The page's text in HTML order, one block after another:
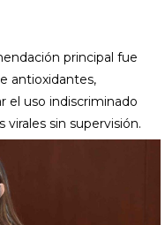
principal fue
antioxidantes,
el uso indiscriminado
sin supervisión.